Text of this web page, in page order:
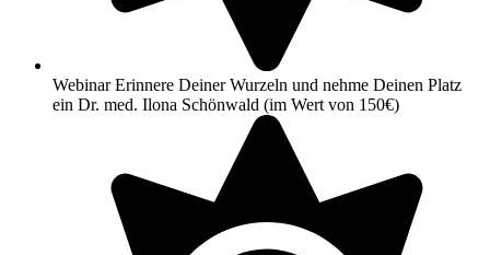
Webinar Erinnere Deiner Wurzeln und nehme Deinen Platz
ein Dr. med. Ilona Schönwald (im Wert von 150€)